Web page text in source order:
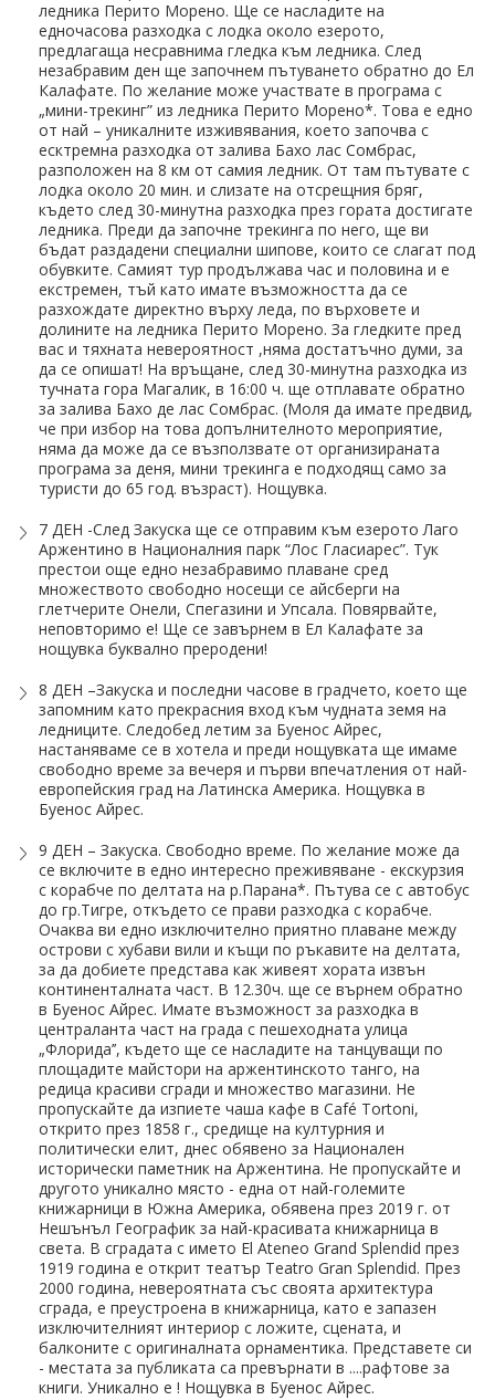
ледника Перито Морено. Ще се насладите на
едночасова разходка с лодка около езерото,
предлагаща несравнима гледка към ледника. След
незабравим ден ще започнем пътуването обратно до Ел
Калафате. По желание може участвате в програма с
„мини-трекинг” из ледника Перито Морено*. Това е едно
от най – уникалните изживявания, което започва с
есктремна разходка от залива Бахо лас Сомбрас,
разположен на 8 км от самия ледник. От там пътувате с
лодка около 20 мин. и слизате на отсрещния бряг,
където след 30-минутна разходка през гората достигате
ледника. Преди да започне трекинга по него, ще ви
бъдат раздадени специални шипове, които се слагат под
обувките. Самият тур продължава час и половина и е
екстремен, тъй като имате възможността да се
разхождате директно върху леда, по върховете и
долините на ледника Перито Морено. За гледките пред
вас и тяхната невероятност ,няма достатъчно думи, за
да се опишат! На връщане, след 30-минутна разходка из
тучната гора Магалик, в 16:00 ч. ще отплавате обратно
за залива Бахо де лас Сомбрас. (Моля да имате предвид,
че при избор на това допълнителното мероприятие,
няма да може да се възползвате от организираната
програма за деня, мини трекинга е подходящ само за
туристи до 65 год. възраст). Нощувка.
7 ДЕН -След Закуска ще се отправим към езерото Лаго
Аржентино в Националния парк “Лос Гласиарес”. Тук
престои още едно незабравимо плаване сред
множеството свободно носещи се айсберги на
глетчерите Онели, Спе­га­зи­ни и Упсала. Повярвайте,
неповторимо е! Ще се завърнем в Ел Калафате за
нощувка буквално преродени!
8 ДЕН –Закуска и последни часове в градчето, което ще
запомним като прекрасния вход към чудната земя на
ледниците. Следобед летим за Буенос Айрес,
настаняваме се в хотела и преди нощувката ще имаме
свободно време за вечеря и първи впечатления от най-
европейския град на Латинска Америка. Нощувка в
Буенос Айрес.
9 ДЕН – Закуска. Свободно време. По желание може да
се включите в едно интересно преживяване - екскурзия
с корабче по делтата на р.Парана*. Пътува се с автобус
до гр.Тигре, откъдето се прави разходка с корабче.
Очаква ви едно изключително приятно плаване между
острови с хубави вили и къщи по ръкавите на делтата,
за да добиете представа как живеят хората извън
континенталната част. В 12.30ч. ще се върнем обратно
в Буенос Айрес. Имате възможност за разходка в
централанта част на града с пешеходната улица
„Флорида’’, където ще се насладите на танцуващи по
площадите майстори на аржентинското танго, на
редица красиви сгради и множество магазини. Не
пропускайте да изпиете чаша кафе в Café Tortoni,
открито през 1858 г., средище на културния и
политически елит, днес обявено за Национален
исторически паметник на Аржентина. Не пропускайте и
другото уникално място - една от най-големите
книжарници в Южна Америка, обявена през 2019 г. от
Нешънъл Географик за най-красивата книжарница в
света. В сградата с името Еl Ateneo Grand Splendid през
1919 година е открит театър Teatro Gran Splendid. През
2000 година, невероятната със своята архитектура
сграда, е преустроена в книжарница, като е запазен
изключителният интериор с ложите, сцената, и
балконите с оригиналната орнаментика. Представете си
- местата за публиката са превърнати в ....рафтове за
книги. Уникално е ! Нощувка в Буенос Айрес.